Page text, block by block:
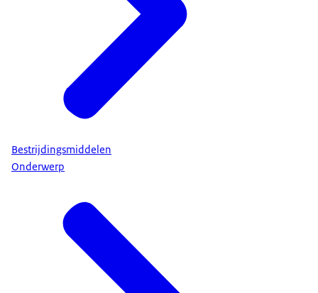
Bestrijdingsmiddelen
Onderwerp